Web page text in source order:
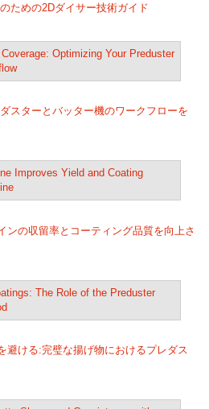
ための2Dダイサー技術ガイド
スターとバッター機のワークフローを
ンの収留率とコーティング品質を向上さ
避ける:完璧な揚げ物におけるプレダス